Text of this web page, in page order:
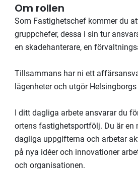
Om rollen
Som Fastighetschef kommer du
gruppchefer, dessa i sin tur
en skadehanterare, en
Tillsammans har ni ett
lägenheter och utgör
I ditt dagliga arbete ansvarar du
ortens fastighetsportfölj. Du är en
dagliga uppgifterna och arbetar
på nya idéer och innovationer
och organisationen.